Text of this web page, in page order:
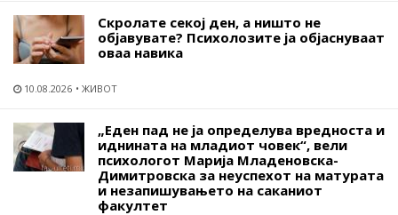
Скролате секој ден, а ништо не
објавувате? Психолозите ја објаснуваат
оваа навика
10.08.2026 ЖИВОТ
„Еден пад не ја определува вредноста и
иднината на младиот човек“, вели
психологот Марија Младеновска-
Димитровска за неуспехот на матурата
и незапишувањето на саканиот
факултет